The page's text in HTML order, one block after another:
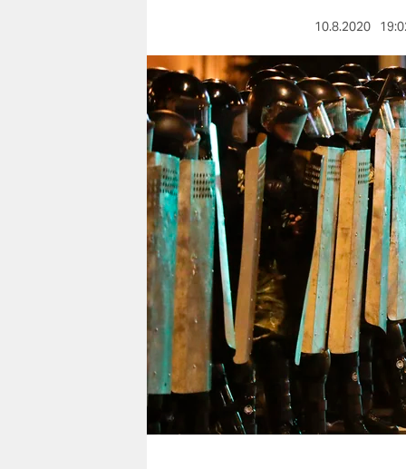
berlin
nord
wahrheit
verlag
verlag
veranstaltungen
shop
fragen & hilfe
unterstützen
genossenschaft
10.8.2020